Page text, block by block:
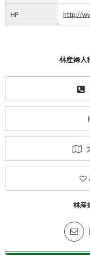
HP http://
林産婦人
林産